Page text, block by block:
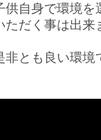
身で環境を選
だく事は出来
も良い環境で